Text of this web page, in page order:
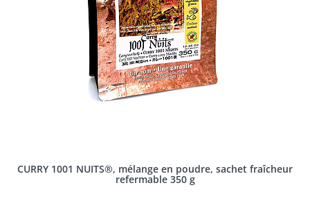
CURRY 1001 NUITS®, mélange en poudre, sachet fraîcheur
refermable 350 g